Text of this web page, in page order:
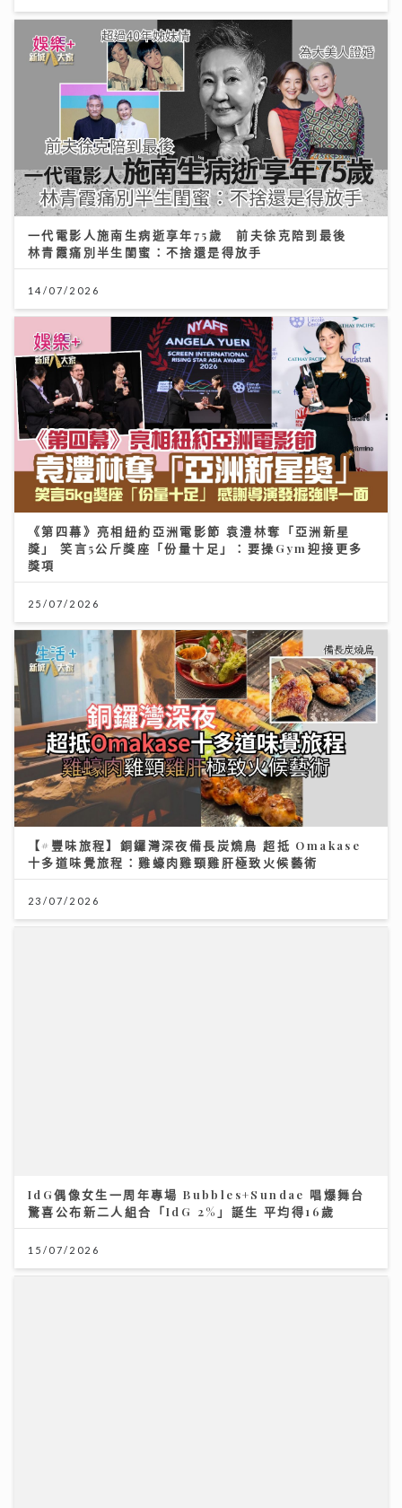
一代電影人施南生病逝享年75歲 前夫徐克陪到最後
林青霞痛別半生閨蜜：不捨還是得放手
14/07/2026
《第四幕》亮相紐約亞洲電影節 袁澧林奪「亞洲新星
獎」 笑言5公斤獎座「份量十足」：要操Gym迎接更多
獎項
25/07/2026
【#豐味旅程】銅鑼灣深夜備長炭燒鳥 超抵 Omakase
十多道味覺旅程：雞蠔肉雞頸雞肝極致火候藝術
23/07/2026
15/07/2026